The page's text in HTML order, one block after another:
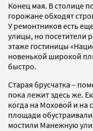
Конец мая. В столице
горожане обходят
У ремонтников есть
улицы, но посетители
этаже гостиницы
новенькой широкой
быстро.
Старая брусчатка –
пока лежит здесь же.
когда на Моховой и на
площади
мостили Манежную